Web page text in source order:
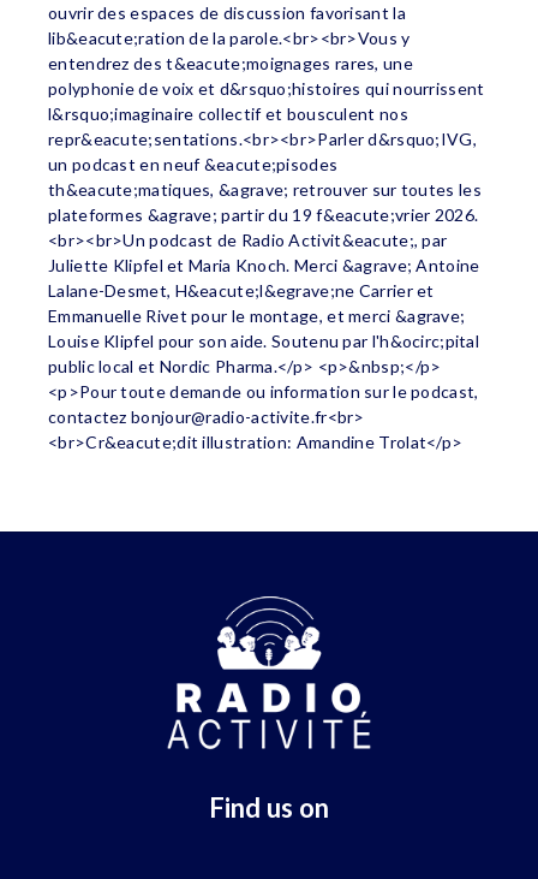
ouvrir des espaces de discussion favorisant la
lib&eacute;ration de la parole.<br><br>Vous y
entendrez des t&eacute;moignages rares, une
polyphonie de voix et d&rsquo;histoires qui nourrissent
l&rsquo;imaginaire collectif et bousculent nos
repr&eacute;sentations.<br><br>Parler d&rsquo;IVG,
un podcast en neuf &eacute;pisodes
th&eacute;matiques, &agrave; retrouver sur toutes les
plateformes &agrave; partir du 19 f&eacute;vrier 2026.
<br><br>Un podcast de Radio Activit&eacute;, par
Juliette Klipfel et Maria Knoch. Merci &agrave; Antoine
Lalane-Desmet, H&eacute;l&egrave;ne Carrier et
Emmanuelle Rivet pour le montage, et merci &agrave;
Louise Klipfel pour son aide. Soutenu par l'h&ocirc;pital
public local et Nordic Pharma.</p> <p>&nbsp;</p>
<p>Pour toute demande ou information sur le podcast,
contactez bonjour@radio-activite.fr<br>
<br>Cr&eacute;dit illustration: Amandine Trolat</p>
Find us on